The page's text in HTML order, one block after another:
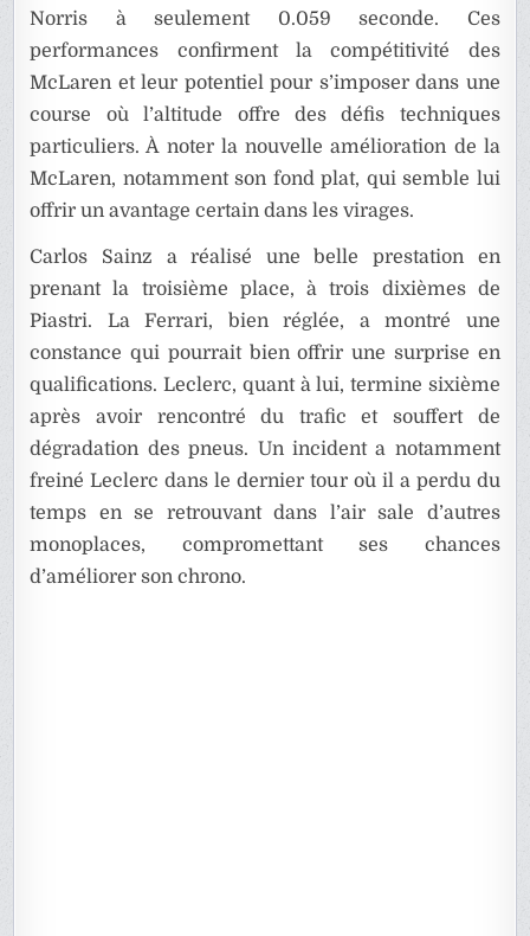
Norris à seulement 0.059 seconde. Ces
performances confirment la compétitivité des
McLaren et leur potentiel pour s’imposer dans une
course où l’altitude offre des défis techniques
particuliers. À noter la nouvelle amélioration de la
McLaren, notamment son fond plat, qui semble lui
offrir un avantage certain dans les virages.
Carlos Sainz a réalisé une belle prestation en
prenant la troisième place, à trois dixièmes de
Piastri. La Ferrari, bien réglée, a montré une
constance qui pourrait bien offrir une surprise en
qualifications. Leclerc, quant à lui, termine sixième
après avoir rencontré du trafic et souffert de
dégradation des pneus. Un incident a notamment
freiné Leclerc dans le dernier tour où il a perdu du
temps en se retrouvant dans l’air sale d’autres
monoplaces, compromettant ses chances
d’améliorer son chrono.